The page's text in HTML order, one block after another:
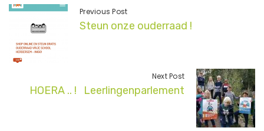
Previous Post
Steun onze ouderraad !
Next Post
HOERA .. ! Leerlingenparlement